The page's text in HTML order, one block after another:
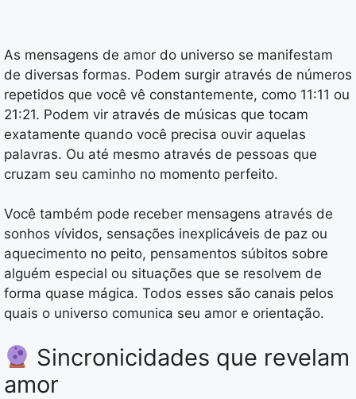
As mensagens de amor do universo se manifestam
de diversas formas. Podem surgir através de números
repetidos que você vê constantemente, como 11:11 ou
21:21. Podem vir através de músicas que tocam
exatamente quando você precisa ouvir aquelas
palavras. Ou até mesmo através de pessoas que
cruzam seu caminho no momento perfeito.
Você também pode receber mensagens através de
sonhos vívidos, sensações inexplicáveis de paz ou
aquecimento no peito, pensamentos súbitos sobre
alguém especial ou situações que se resolvem de
forma quase mágica. Todos esses são canais pelos
quais o universo comunica seu amor e orientação.
Sincronicidades que revelam
amor